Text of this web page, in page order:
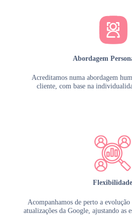
Abordagem
Acreditamos numa abordagem
cliente, com base na
Flexibilidade
Acompanhamos de perto a
atualizações da Google, ajustando as